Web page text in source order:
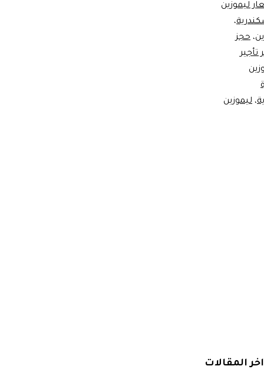
ليموزين
،
، حجز
، ليموزين
اخر المقالات